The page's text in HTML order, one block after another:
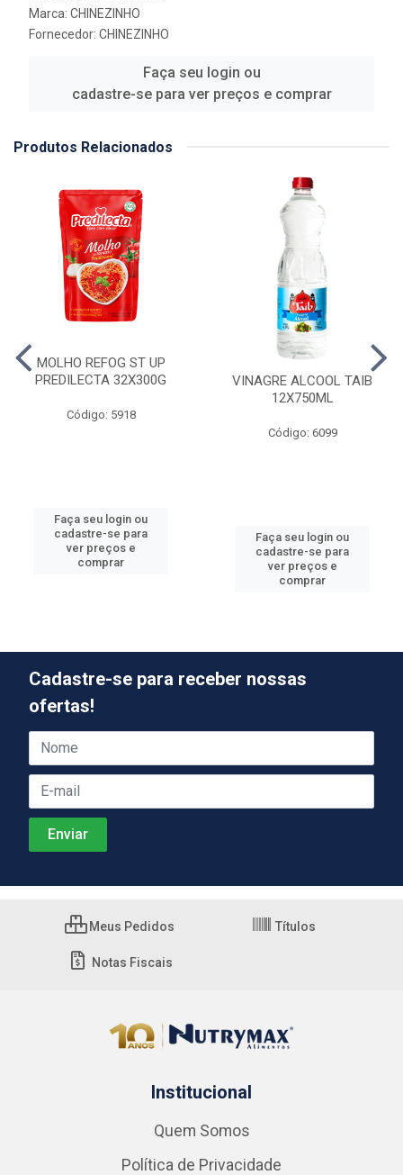
Marca: CHINEZINHO
Fornecedor: CHINEZINHO
Faça seu login ou
cadastre-se para ver preços e comprar
Produtos Relacionados
MOLHO REFOG ST UP
PREDILECTA 32X300G
Código: 5918
Faça seu login ou
cadastre-se para
ver preços e
comprar
VINAGRE ALCOOL TAIB
12X750ML
Código: 6099
Faça seu login ou
cadastre-se para
ver preços e
comprar
Cadastre-se para receber nossas
ofertas!
Meus Pedidos Títulos
Notas Fiscais
Institucional
Quem Somos
Política de Privacidade